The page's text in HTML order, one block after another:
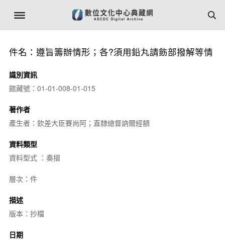
件名：遵旨籌辦情形；各?須用鉛丸請飭部撥解等情
識別資訊
館藏號：01-01-008-01-015
著作者
產生者：欽差大臣賽尚阿；直隸總督訥爾經額
資料類型
資料型式 ：奏摺
層次：件
描述
版本：抄檔
日期